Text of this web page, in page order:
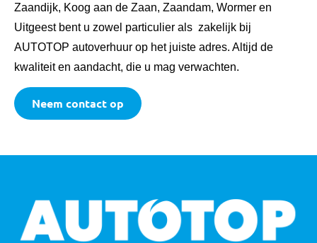
Zaandijk, Koog aan de Zaan, Zaandam, Wormer en
Uitgeest bent u zowel particulier als zakelijk bij
AUTOTOP autoverhuur op het juiste adres. Altijd de
kwaliteit en aandacht, die u mag verwachten.
Neem contact op